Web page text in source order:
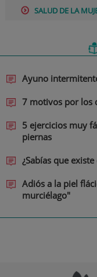
SALUD DE LA
Ayuno
7 motivos por los
5 ejercicios muy
piernas
¿Sabías que
Adiós a la piel
murciélago"